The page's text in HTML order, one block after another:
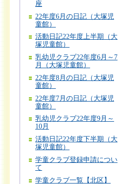
座
22年度6月の日記（大塚児
童館）
活動日記22年度上半期（大
塚児童館）
乳幼児クラブ22年度6月～7
月（大塚児童館）
22年度8月の日記（大塚児
童館）
22年度7月の日記（大塚児
童館）
乳幼児クラブ22年度9月～
10月
活動日記22年度下半期（大
塚児童館）
学童クラブ登録申請につい
て
学童クラブ一覧【北区】